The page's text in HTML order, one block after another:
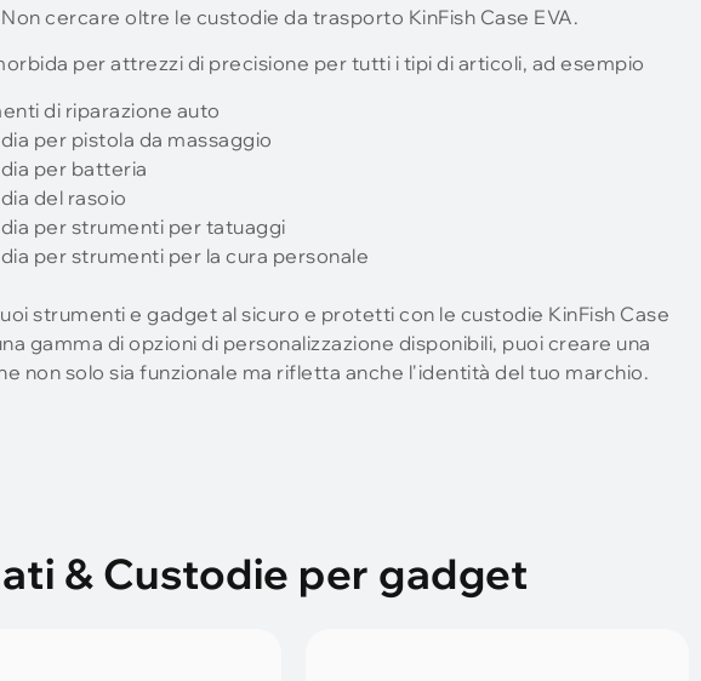
cercare oltre le custodie da trasporto KinFish Case EVA.
per attrezzi di precisione per tutti i tipi di articoli, ad esempio
di riparazione auto
per pistola da massaggio
per batteria
del rasoio
per strumenti per tatuaggi
per strumenti per la cura personale
strumenti e gadget al sicuro e protetti con le custodie KinFish Case
gamma di opzioni di personalizzazione disponibili, puoi creare una
non solo sia funzionale ma rifletta anche l'identità del tuo marchio.
& Custodie per gadget